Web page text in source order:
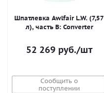
Шпатлевка Awlfair L.W. (7,57
л), часть B: Converter
52 269 руб./шт
Сообщить о
поступлении